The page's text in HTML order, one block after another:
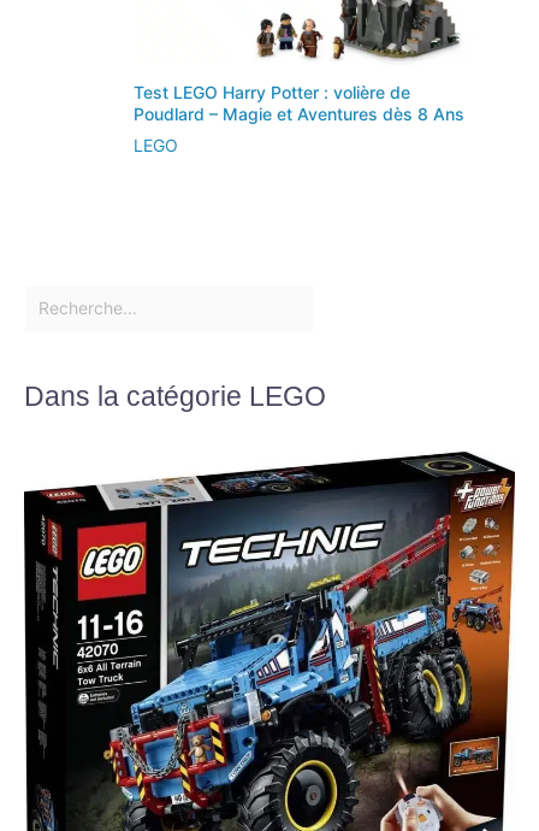
Test LEGO Harry Potter : volière de
Poudlard – Magie et Aventures dès 8 Ans
LEGO
Dans la catégorie LEGO